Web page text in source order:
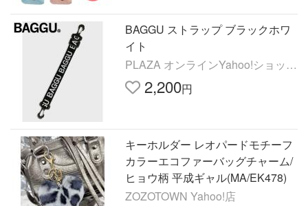
BAGGU ストラップ ブラックホワ
イト
PLAZA オンラインYahoo!ショッピ
ン 2,200円
キーホルダー レオパードモチーフ
カラーエコファーバッグチャーム/
ヒョウ柄 平成ギャル(MA/EK478)
ZOZOTOWN Yahoo!店